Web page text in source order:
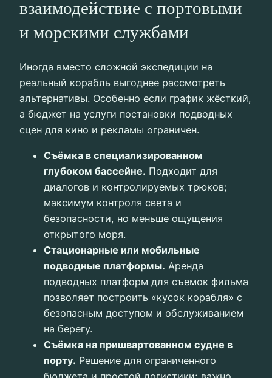
взаимодействие с портовыми
и морскими службами
Иногда вместо сложной экспедиции на
реальный корабль выгоднее рассмотреть
альтернативы. Особенно если график жёсткий,
а бюджет на услуги постановки подводных
сцен для кино и рекламы ограничен.
Съёмка в специализированном
глубоком бассейне. Подходит для
диалогов и контролируемых трюков;
максимум контроля света и
безопасности, но меньше ощущения
открытого моря.
Стационарные или мобильные
подводные платформы. Аренда
подводных платформ для съемок фильма
позволяет построить «кусок корабля» с
безопасным доступом и обслуживанием
на берегу.
Съёмка на пришвартованном судне в
порту. Решение для ограниченного